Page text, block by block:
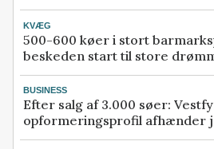
KVÆG
500-600 køer i stort
beskeden start til store
BUSINESS
Efter salg af 3.000 søer:
opformeringsprofil afhænder